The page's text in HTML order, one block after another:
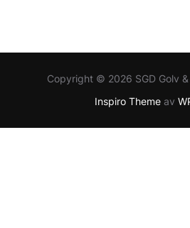
Copyright © 2026 SGD Golv
Inspiro Theme av